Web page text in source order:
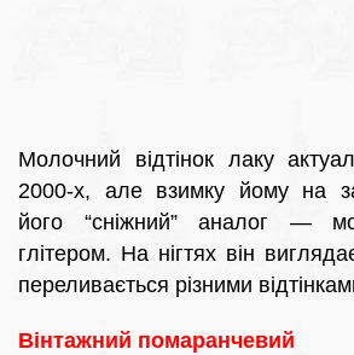
Молочний відтінок лаку
2000-х, але взимку йому на
його “сніжний” аналог —
глітером. На нігтях він
переливається різними
Вінтажний помаранчевий